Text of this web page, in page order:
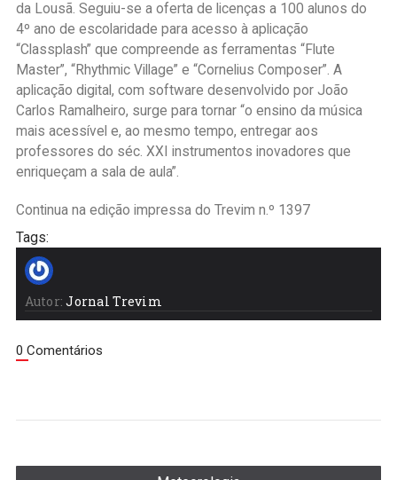
da Lousã. Seguiu-se a oferta de licenças a 100 alunos do
4º ano de escolaridade para acesso à aplicação
“Classplash” que compreende as ferramentas “Flute
Master”, “Rhythmic Village” e “Cornelius Composer”. A
aplicação digital, com software desenvolvido por João
Carlos Ramalheiro, surge para tornar “o ensino da música
mais acessível e, ao mesmo tempo, entregar aos
professores do séc. XXI instrumentos inovadores que
enriqueçam a sala de aula”.
Continua na edição impressa do Trevim n.º 1397
Tags:
Autor: Jornal Trevim
0 Comentários